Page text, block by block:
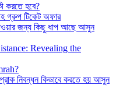
করতে হবে?
গ্রুপ টিকেট অফার
জন্য কিছু ধাপ আছে আসুন
Revealing the
নিবন্ধন কিভাবে করতে হয় আসুন